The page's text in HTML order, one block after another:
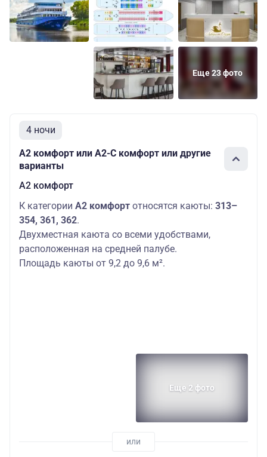
Шлюпочная
палуба
с
балконом
Б
Основных мест:
2
76090
Еще 23 фото
4 ночи
А2 комфорт или А2-С комфорт или другие
варианты
А2 комфорт
К категории А2 комфорт относятся каюты: 313–
354, 361, 362.
Двухместная каюта со всеми удобствами,
расположенная на средней палубе.
Площадь каюты от 9,2 до 9,6 м².
Еще 2 фото